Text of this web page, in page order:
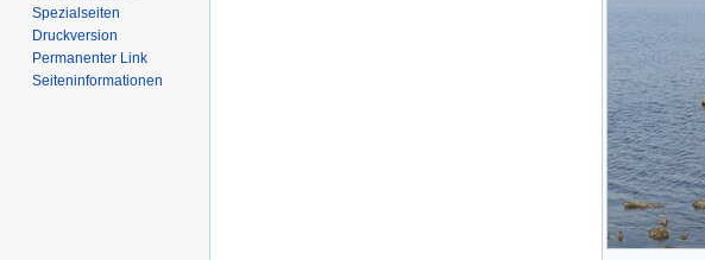
Spezialseiten
Druckversion
Permanenter Link
Seiten­informationen